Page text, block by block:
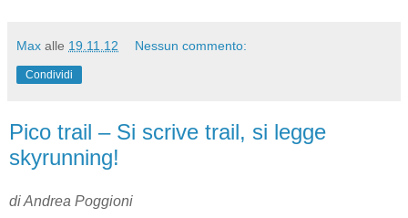
Max alle 19.11.12 Nessun commento:
Condividi
Pico trail – Si scrive trail, si legge
skyrunning!
di Andrea Poggioni